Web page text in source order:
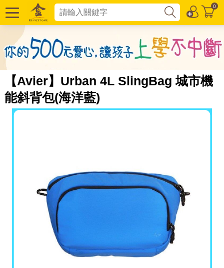
0
【Avier】Urban 4L SlingBag 城市機
能斜背包(海洋藍)